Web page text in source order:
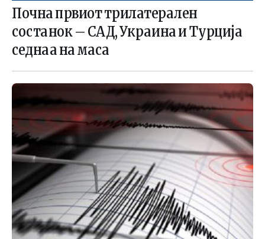
Почна првиот трилатерален
состанок – САД, Украина и Турција
седнаа на маса